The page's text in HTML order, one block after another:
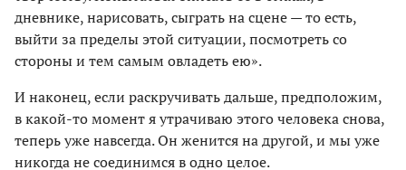
дневнике, нарисовать, сыграть на сцене — то есть,
выйти за пределы этой ситуации, посмотреть со
стороны и тем самым овладеть ею».
И наконец, если раскручивать дальше, предположим,
в какой-то момент я утрачиваю этого человека снова,
теперь уже навсегда. Он женится на другой, и мы уже
никогда не соединимся в одно целое.